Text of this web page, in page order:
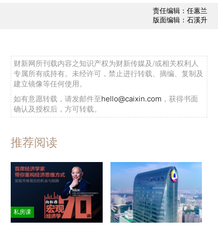
责任编辑：任蕙兰
版面编辑：石溪升
财新网所刊载内容之知识产权为财新传媒及/或相关权利人
专属所有或持有。未经许可，禁止进行转载、摘编、复制及
建立镜像等任何使用。
如有意愿转载，请发邮件至hello@caixin.com ，获得书面
确认及授权后，方可转载。
推荐阅读
私房课